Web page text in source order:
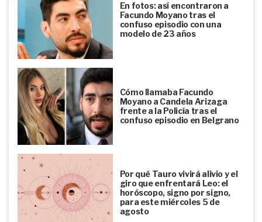
En fotos: así encontraron a
Facundo Moyano tras el
confuso episodio con una
modelo de 23 años
Cómo llamaba Facundo
Moyano a Candela Arizaga
frente a la Policía tras el
confuso episodio en Belgrano
Por qué Tauro vivirá alivio y el
giro que enfrentará Leo: el
horóscopo, signo por signo,
para este miércoles 5 de
agosto